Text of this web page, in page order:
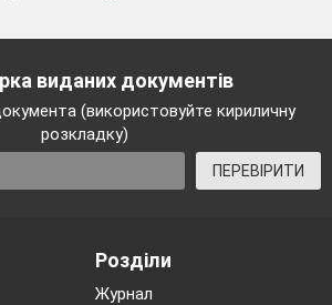
виданих документів
(використовуйте кириличну
розкладку)
ПЕРЕВІРИТИ
Розділи
Журнал